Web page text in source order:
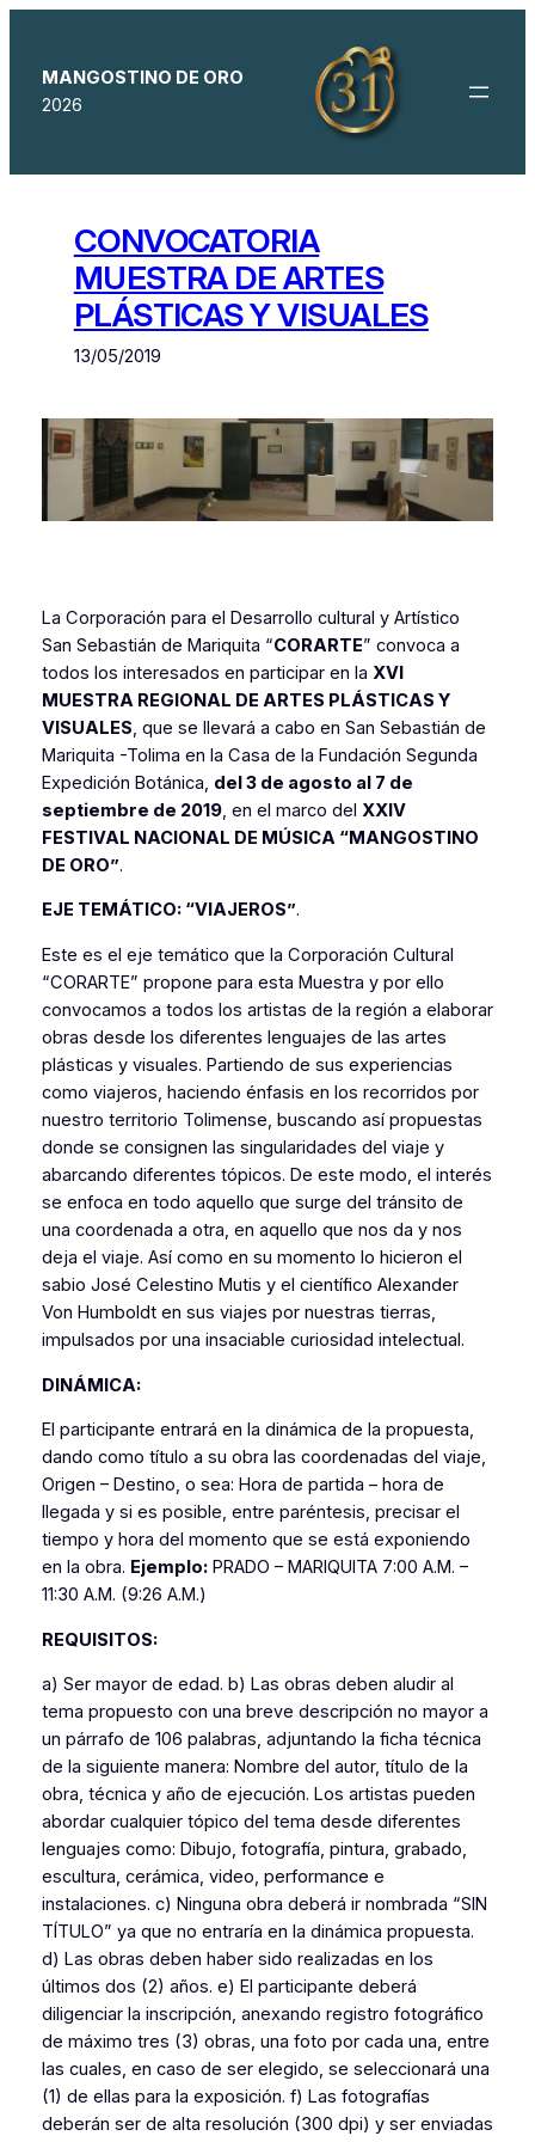
contenido
MANGOSTINO DE ORO
2026
CONVOCATORIA
MUESTRA DE ARTES
PLÁSTICAS Y VISUALES
13/05/2019
La Corporación para el Desarrollo cultural y Artístico
San Sebastián de Mariquita “CORARTE” convoca a
todos los interesados en participar en la XVI
MUESTRA REGIONAL DE ARTES PLÁSTICAS Y
VISUALES, que se llevará a cabo en San Sebastián de
Mariquita -Tolima en la Casa de la Fundación Segunda
Expedición Botánica, del 3 de agosto al 7 de
septiembre de 2019, en el marco del XXIV
FESTIVAL NACIONAL DE MÚSICA “MANGOSTINO
DE ORO”.
EJE TEMÁTICO: “VIAJEROS”.
Este es el eje temático que la Corporación Cultural
“CORARTE” propone para esta Muestra y por ello
convocamos a todos los artistas de la región a elaborar
obras desde los diferentes lenguajes de las artes
plásticas y visuales. Partiendo de sus experiencias
como viajeros, haciendo énfasis en los recorridos por
nuestro territorio Tolimense, buscando así propuestas
donde se consignen las singularidades del viaje y
abarcando diferentes tópicos. De este modo, el interés
se enfoca en todo aquello que surge del tránsito de
una coordenada a otra, en aquello que nos da y nos
deja el viaje. Así como en su momento lo hicieron el
sabio José Celestino Mutis y el científico Alexander
Von Humboldt en sus viajes por nuestras tierras,
impulsados por una insaciable curiosidad intelectual.
DINÁMICA:
El participante entrará en la dinámica de la propuesta,
dando como título a su obra las coordenadas del viaje,
Origen – Destino, o sea: Hora de partida – hora de
llegada y si es posible, entre paréntesis, precisar el
tiempo y hora del momento que se está exponiendo
en la obra. Ejemplo:PRADO – MARIQUITA 7:00 A.M. –
11:30 A.M. (9:26 A.M.)
REQUISITOS:
a) Ser mayor de edad. b) Las obras deben aludir al
tema propuesto con una breve descripción no mayor a
un párrafo de 106 palabras, adjuntando la ficha técnica
de la siguiente manera: Nombre del autor, título de la
obra, técnica y año de ejecución. Los artistas pueden
abordar cualquier tópico del tema desde diferentes
lenguajes como: Dibujo, fotografía, pintura, grabado,
escultura, cerámica, video, performance e
instalaciones. c) Ninguna obra deberá ir nombrada “SIN
TÍTULO” ya que no entraría en la dinámica propuesta.
d) Las obras deben haber sido realizadas en los
últimos dos (2) años. e) El participante deberá
diligenciar la inscripción, anexando registro fotográfico
de máximo tres (3) obras, una foto por cada una, entre
las cuales, en caso de ser elegido, se seleccionará una
(1) de ellas para la exposición. f) Las fotografías
deberán ser de alta resolución (300 dpi) y ser enviadas